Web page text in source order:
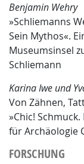
Benjamin Wehry
»Schliemanns
Sein Mythos«.
Museumsinsel
Schliemann
Karina Iwe und
Von Zähnen,
»Chic!
für Archäologie
FORSCHUNG